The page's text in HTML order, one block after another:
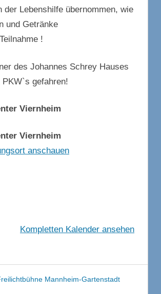
der Lebenshilfe übernommen, wie
und Getränke
!
des Johannes Schrey Hauses
gefahren!
Viernheim
Viernheim
anschauen
Kompletten Kalender ansehen
Mannheim-Gartenstadt